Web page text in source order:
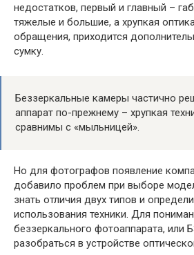
недостатков, первый и главный –
тяжелые и большие, а хрупкая
обращения, приходится
сумку.
Беззеркальные камеры частично
аппарат по-прежнему – хрупкая
сравнимы с «мыльницей».
Но для фотографов появление
добавило проблем при выборе
знать отличия двух типов и
использования техники. Для
беззеркального фотоаппарата, или
разобраться в устройстве